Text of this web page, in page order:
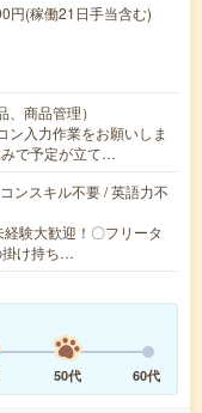
(稼働21日手当含む)
商品管理）
ン入力作業をお願いしま
で予定が立て…
ンスキル不要 / 英語力不
経験大歓迎！〇フリータ
け持ち…
50代 60代